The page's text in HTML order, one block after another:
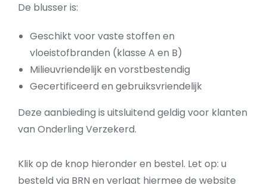
De blusser is:
Geschikt voor vaste stoffen en
vloeistofbranden (klasse A en B)
Milieuvriendelijk en vorstbestendig
Gecertificeerd en gebruiksvriendelijk
Deze aanbieding is uitsluitend geldig voor klanten
van Onderling Verzekerd.
Klik op de knop hieronder en bestel. Let op: u
besteld via BRN en verlaat hiermee de website